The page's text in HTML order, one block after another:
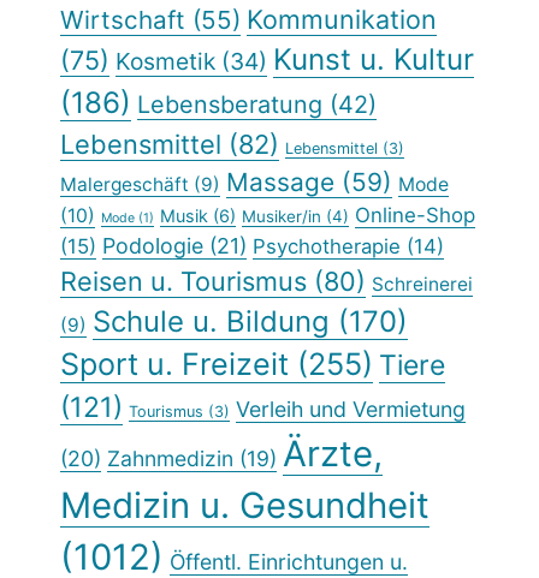
Wirtschaft (55) Kommunikation
(75) Kosmetik (34) Kunst u. Kultur
(186) Lebensberatung (42)
Lebensmittel (82) Lebensmittel (3)
Malergeschäft (9) Massage (59) Mode
(10)
Mode (1) Musik (6) Musiker/in (4) Online-Shop
(15) Podologie (21) Psychotherapie (14)
Reisen u. Tourismus (80) Schreinerei
(9) Schule u. Bildung (170)
Sport u. Freizeit (255) Tiere
(121) Tourismus (3) Verleih und Vermietung
(20) Zahnmedizin (19) Ärzte,
Medizin u. Gesundheit
(1012) Öffentl. Einrichtungen u.